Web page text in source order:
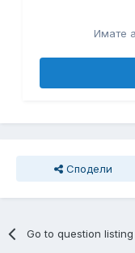
Имате
Сподели
Go to question listing